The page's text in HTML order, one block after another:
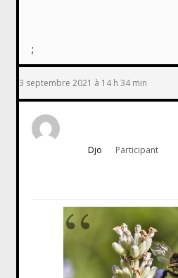
;
3 septembre 2021 à 14 h 34 min
Djo Participant